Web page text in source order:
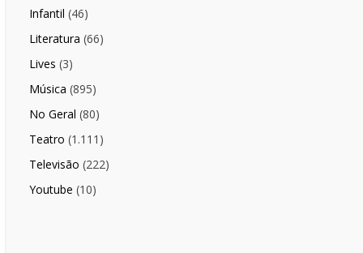
Infantil (46)
Literatura (66)
Lives (3)
Música (895)
No Geral (80)
Teatro (1.111)
Televisão (222)
Youtube (10)